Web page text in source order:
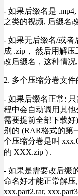
- 如果后缀名是
之类的视频, 后缀名
- 如果无后缀名/或者
成 .zip， 然后用解
改后缀名，这种情
2. 多个压缩分卷文
- 如果后缀名正常:
程中会自动调用其
需要提前全部下载
别的 (RAR格式的第
个压缩分卷是叫
的 XXX.zip ) .
- 如果是需要改后缀
命名好才能正常解压
xxx.part2.rar,